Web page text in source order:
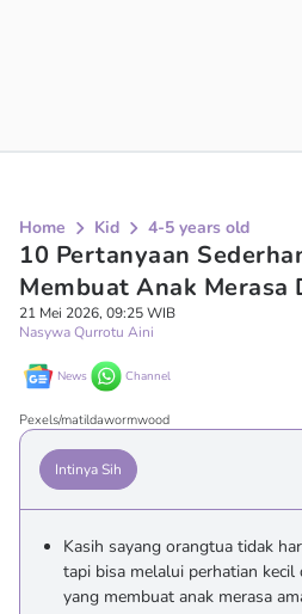
Home Kid 4-5 years old
10 Pertanyaan
Membuat Anak Merasa
21 Mei 2026, 09:25 WIB
Nasywa Qurrotu Aini
News Channel
Pexels/matildawormwood
Intinya Sih
Kasih sayang orangtua tidak
tapi bisa melalui perhatian kecil
yang membuat anak merasa